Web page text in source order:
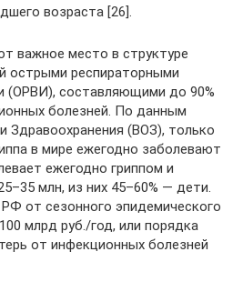
возраста [26].
важное место в структуре
острыми респираторными
(ОРВИ), составляющими до 90%
болезней. По данным
Здравоохранения (ВОЗ), только
в мире ежегодно заболевают
ежегодно гриппом и
млн, из них 45–60% — дети.
от сезонного эпидемического
млрд руб./год, или порядка
от инфекционных болезней